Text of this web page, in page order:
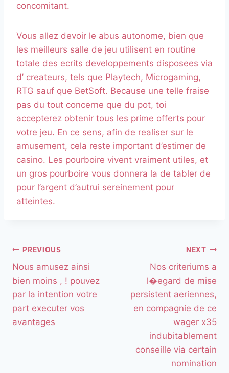
concomitant.
Vous allez devoir le abus autonome, bien que
les meilleurs salle de jeu utilisent en routine
totale des ecrits developpements disposees via
d’ createurs, tels que Playtech, Microgaming,
RTG sauf que BetSoft. Because une telle fraise
pas du tout concerne que du pot, toi
accepterez obtenir tous les prime offerts pour
votre jeu. En ce sens, afin de realiser sur le
amusement, cela reste important d’estimer de
casino. Les pourboire vivent vraiment utiles, et
un gros pourboire vous donnera la de tabler de
pour l’argent d’autrui sereinement pour
atteintes.
PREVIOUS
Nous amusez ainsi
bien moins , ! pouvez
par la intention votre
part executer vos
avantages
NEXT
Nos criteriums a
l�egard de mise
persistent aeriennes,
en compagnie de ce
wager x35
indubitablement
conseille via certain
nomination